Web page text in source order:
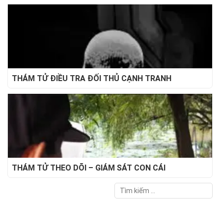
THÁM TỬ ĐIỀU TRA ĐỐI THỦ CẠNH TRANH
THÁM TỬ THEO DÕI – GIÁM SÁT CON CÁI